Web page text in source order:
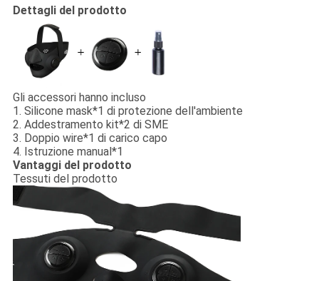
Dettagli del prodotto
Gli accessori hanno incluso
1. Silicone mask*1 di protezione dell'ambiente
2. Addestramento kit*2 di SME
3. Doppio wire*1 di carico capo
4. Istruzione manual*1
Vantaggi del prodotto
Tessuti del prodotto